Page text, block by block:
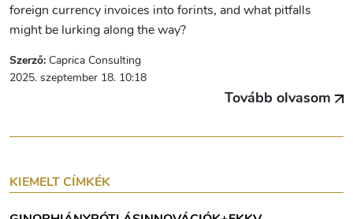
foreign currency invoices into forints, and what pitfalls
might be lurking along the way?
Szerző: Caprica Consulting
2025. szeptember 18. 10:18
Tovább olvasom
KIEMELT CÍMKÉK